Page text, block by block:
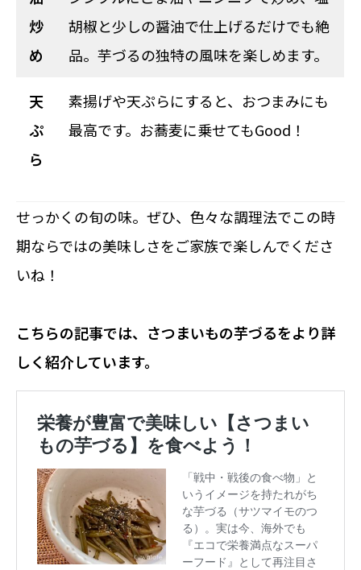
炒
め
胡椒と少しの醤油で仕上げるだけでも絶
品。芋づるの独特の風味を楽しめます。
天
ぷ
ら
素揚げや天ぷらにすると、おつまみにも
最高です。お蕎麦に乗せてもGood！
せっかくの旬の味。ぜひ、色々な調理法でこの時
期ならではの美味しさをご家族で楽しんでくださ
いね！
こちらの記事では、さつまいもの芋づるをより詳
しく紹介しています。